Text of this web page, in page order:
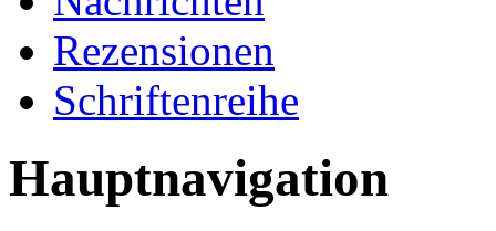
Rezensionen
Schriftenreihe
Hauptnavigation